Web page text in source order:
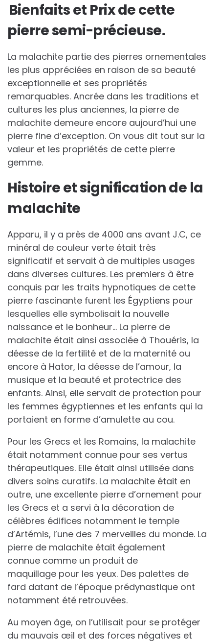
Bienfaits et Prix de cette
pierre semi-précieuse.
La malachite partie des pierres ornementales
les plus appréciées en raison de sa beauté
exceptionnelle et ses propriétés
remarquables. Ancrée dans les traditions et
cultures les plus anciennes, la pierre de
malachite demeure encore aujourd’hui une
pierre fine d’exception. On vous dit tout sur la
valeur et les propriétés de cette pierre
gemme.
Histoire et signification de la
malachite
Apparu, il y a près de 4000 ans avant J.C, ce
minéral de couleur verte était très
significatif et servait à de multiples usages
dans diverses cultures. Les premiers à être
conquis par les traits hypnotiques de cette
pierre fascinante furent les Égyptiens pour
lesquelles elle symbolisait la nouvelle
naissance et le bonheur… La pierre de
malachite était ainsi associée à Thouéris, la
déesse de la fertilité et de la maternité ou
encore à Hator, la déesse de l’amour, la
musique et la beauté et protectrice des
enfants. Ainsi, elle servait de protection pour
les femmes égyptiennes et les enfants qui la
portaient en forme d’amulette au cou.
Pour les Grecs et les Romains, la malachite
était notamment connue pour ses vertus
thérapeutiques. Elle était ainsi utilisée dans
divers soins curatifs. La malachite était en
outre, une excellente pierre d’ornement pour
les Grecs et a servi à la décoration de
célèbres édifices notamment le temple
d’Artémis, l’une des 7 merveilles du monde. La
pierre de malachite était également
connue comme un produit de
maquillage pour les yeux. Des palettes de
fard datant de l’époque prédynastique ont
notamment été retrouvées.
Au moyen âge, on l’utilisait pour se protéger
du mauvais œil et des forces négatives et